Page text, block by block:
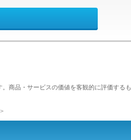
商品・サービスの価値を客観的に評価するも
>